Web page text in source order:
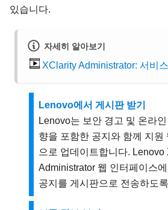
있습니다.
자세히 알아보기
XClarity Administrator: 서비
Lenovo에서 게시판 받기
Lenovo는 보안 경고 및 온라
향을 포함한 공지와 함께 지원
으로 업데이트합니다. Lenovo
Administrator 웹 인터페이스
공지를 게시판으로 전송하도